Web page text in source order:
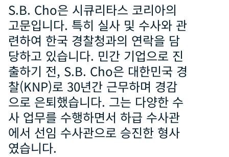
S.B. Cho은 시큐리타스 코리아의
고문입니다. 특히 실사 및 수사와 관
련하여 한국 경찰청과의 연락을 담
당하고 있습니다. 민간 기업으로 진
출하기 전, S.B. Cho은 대한민국 경
찰(KNP)로 30년간 근무하며 경감
으로 은퇴했습니다. 그는 다양한 수
사 업무를 수행하면서 하급 수사관
에서 선임 수사관으로 승진한 형사
였습니다.